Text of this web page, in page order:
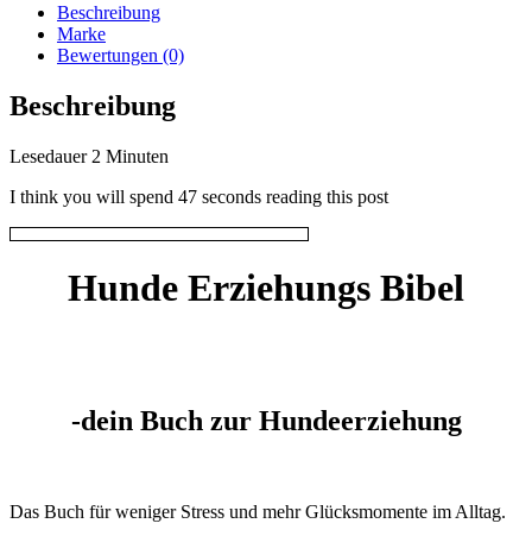
Beschreibung
Marke
Bewertungen (0)
Beschreibung
Lesedauer 2 Minuten
I think you will spend 47 seconds reading this post
Hunde Erziehungs Bibel
-dein Buch zur Hundeerziehung
Das Buch für weniger Stress und mehr Glücksmomente im Alltag.